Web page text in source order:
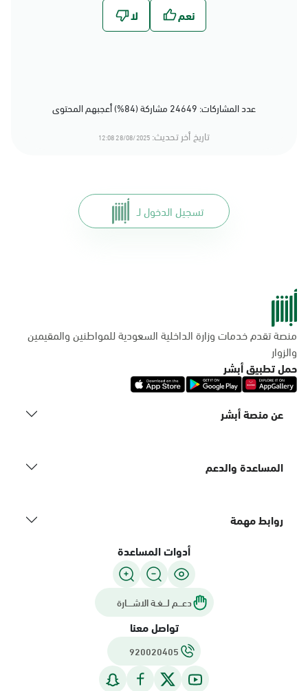
عدد المشاركات: 24649 مشاركة (84%) أعجبهم المحتوى
تاريخ أخر تحديث: 28/08/2025 12:08
تسجيل الدخول لـ
منصة تقدم خدمات وزارة الداخلية السعودية للمواطنين والمقيمين
والزوار
حمل تطبيق أبشر
عن منصة أبشر
المساعدة والدعم
روابط مهمة
أدوات المساعدة
دعـــم لـــغـة الاشــــارة
تواصل معنا
920020405